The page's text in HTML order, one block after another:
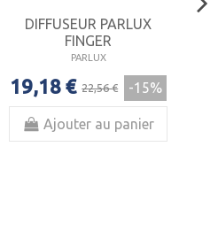
DIFFUSEUR PARLUX
FINGER
PARLUX
19,18 € 22,56 € -15%
Ajouter au panier